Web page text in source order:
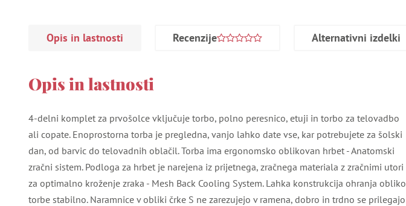
Opis in lastnosti Recenzije Alternativni izdelki
Opis in lastnosti
4-delni komplet za prvošolce vključuje torbo, polno peresnico, etuji in torbo za telovadbo
ali copate. Enoprostorna torba je pregledna, vanjo lahko date vse, kar potrebujete za šolski
dan, od barvic do telovadnih oblačil. Torba ima ergonomsko oblikovan hrbet - Anatomski
zračni sistem. Podloga za hrbet je narejena iz prijetnega, zračnega materiala z zračnimi utori
za optimalno kroženje zraka - Mesh Back Cooling System. Lahka konstrukcija ohranja obliko
torbe stabilno. Naramnice v obliki črke S ne zarezujejo v ramena, dobro in trdno se prilegajo